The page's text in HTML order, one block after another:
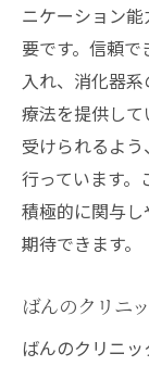
信頼
治療
ばん
治療
医師
充実
便秘や下
便秘
下痢
ニケーション
要です。信頼
入れ、消化器
療法を提供し
受けられるよ
行っています。
積極的に関与
期待できます。
ばんのクリニ
ばんのクリニ